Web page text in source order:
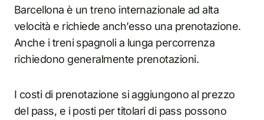
Barcellona è un treno internazionale ad alta
velocità e richiede anch’esso una prenotazione.
Anche i treni spagnoli a lunga percorrenza
richiedono generalmente prenotazioni.
I costi di prenotazione si aggiungono al prezzo
del pass, e i posti per titolari di pass possono